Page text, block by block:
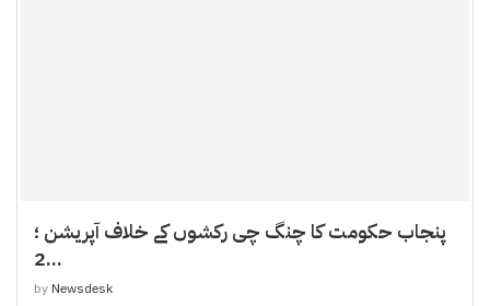
پنجاب حکومت کا چنگ چی رکشوں کے خلاف آپریشن ؛
2...
by Newsdesk